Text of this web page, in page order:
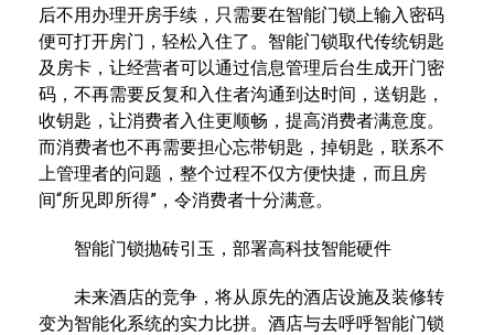
后不用办理开房手续，只需要在智能门锁上输入密码
便可打开房门，轻松入住了。智能门锁取代传统钥匙
及房卡，让经营者可以通过信息管理后台生成开门密
码，不再需要反复和入住者沟通到达时间，送钥匙，
收钥匙，让消费者入住更顺畅，提高消费者满意度。
而消费者也不再需要担心忘带钥匙，掉钥匙，联系不
上管理者的问题，整个过程不仅方便快捷，而且房
间“所见即所得”，令消费者十分满意。
智能门锁抛砖引玉，部署高科技智能硬件
未来酒店的竞争，将从原先的酒店设施及装修转
变为智能化系统的实力比拼。酒店与去呼呼智能门锁